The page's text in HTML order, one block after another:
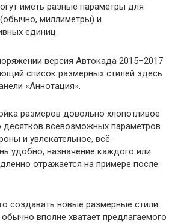
иметь разные параметры для
миллиметры) и
единиц.
версия Автокада 2015–2017
список размерных стилей здесь
«Аннотация».
размеров довольно хлопотливое
всевозможных параметров
и увлекательное, всё
удобно, назначение каждого или
отражается на примере после
создавать новые размерные стили
обычно вполне хватает предлагаемого